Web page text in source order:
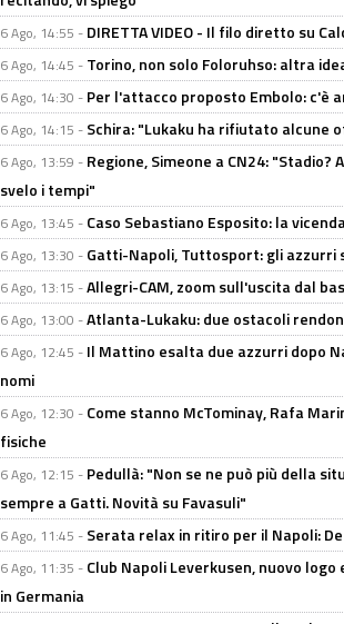
6 Ago, 14:55 - DIRETTA VIDEO - Il filo diretto su
6 Ago, 14:45 - Torino, non solo Foloruhso: altra
6 Ago, 14:30 - Per l'attacco proposto Embolo: c'è
6 Ago, 14:15 - Schira: "Lukaku ha rifiutato alcune
6 Ago, 13:59 - Regione, Simeone a CN24:
svelo i tempi"
6 Ago, 13:45 - Caso Sebastiano Esposito: la
6 Ago, 13:30 - Gatti-Napoli, Tuttosport: gli azzurri
6 Ago, 13:15 -Allegri-CAM, zoom sull'uscita dal
6 Ago, 13:00 -Atlanta-Lukaku: due ostacoli
6 Ago, 12:45 - Il Mattino esalta due azzurri dopo
nomi
6 Ago, 12:30 - Come stanno McTominay, Rafa
fisiche
6 Ago, 12:15 - Pedullà: "Non se ne può più della
sempre a Gatti. Novità su Favasuli"
6 Ago, 11:45 - Serata relax in ritiro per il Napoli:
6 Ago, 11:35 - Club Napoli Leverkusen, nuovo
in Germania